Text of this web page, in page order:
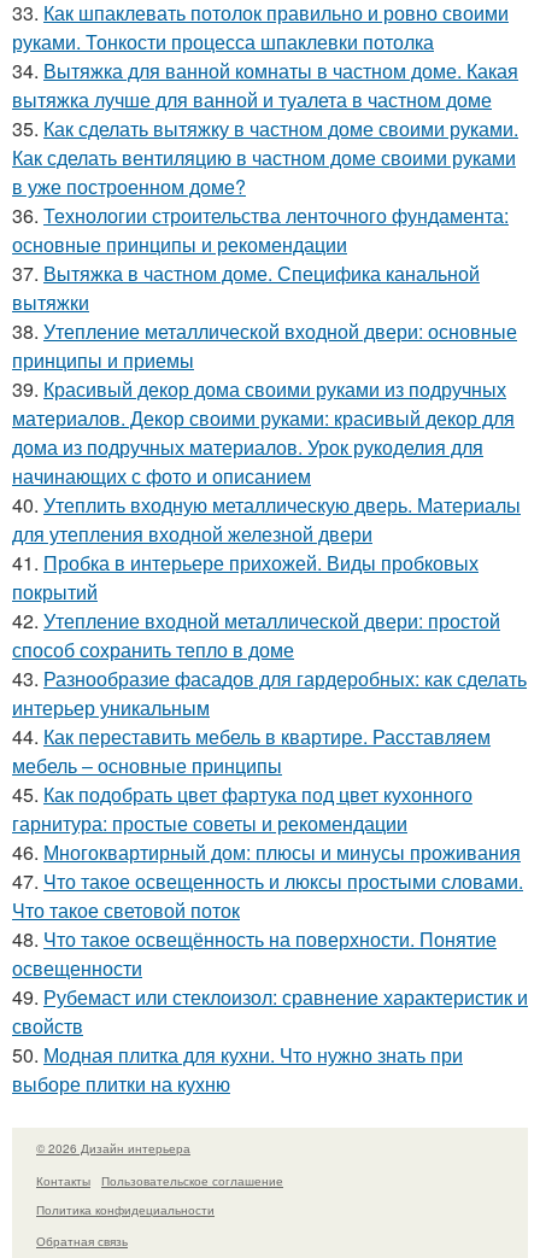
33. Как шпаклевать потолок правильно и ровно своими
руками. Тонкости процесса шпаклевки потолка
34. Вытяжка для ванной комнаты в частном доме. Какая
вытяжка лучше для ванной и туалета в частном доме
35. Как сделать вытяжку в частном доме своими руками.
Как сделать вентиляцию в частном доме своими руками
в уже построенном доме?
36. Технологии строительства ленточного фундамента:
основные принципы и рекомендации
37. Вытяжка в частном доме. Специфика канальной
вытяжки
38. Утепление металлической входной двери: основные
принципы и приемы
39. Красивый декор дома своими руками из подручных
материалов. Декор своими руками: красивый декор для
дома из подручных материалов. Урок рукоделия для
начинающих с фото и описанием
40. Утеплить входную металлическую дверь. Материалы
для утепления входной железной двери
41. Пробка в интерьере прихожей. Виды пробковых
покрытий
42. Утепление входной металлической двери: простой
способ сохранить тепло в доме
43. Разнообразие фасадов для гардеробных: как сделать
интерьер уникальным
44. Как переставить мебель в квартире. Расставляем
мебель – основные принципы
45. Как подобрать цвет фартука под цвет кухонного
гарнитура: простые советы и рекомендации
46. Многоквартирный дом: плюсы и минусы проживания
47. Что такое освещенность и люксы простыми словами.
Что такое световой поток
48. Что такое освещённость на поверхности. Понятие
освещенности
49. Рубемаст или стеклоизол: сравнение характеристик и
свойств
50. Модная плитка для кухни. Что нужно знать при
выборе плитки на кухню
© 2026 Дизайн интерьера
Контакты
Пользовательское соглашение
Политика конфидециальности
Обратная связь